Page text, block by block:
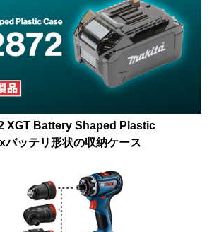
XGT Battery Shaped Plastic
ッテリ形状の収納ケース